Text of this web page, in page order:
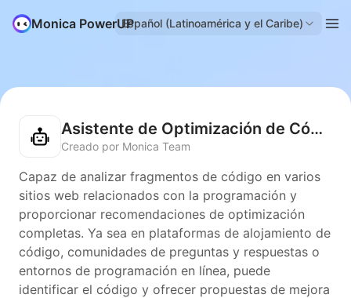
Monica PowerUPEspañol (Latinoamérica y el Caribe)
Asistente de Optimización de Código
Creado por Monica Team
Capaz de analizar fragmentos de código en varios
sitios web relacionados con la programación y
proporcionar recomendaciones de optimización
completas. Ya sea en plataformas de alojamiento de
código, comunidades de preguntas y respuestas o
entornos de programación en línea, puede
identificar el código y ofrecer propuestas de mejora